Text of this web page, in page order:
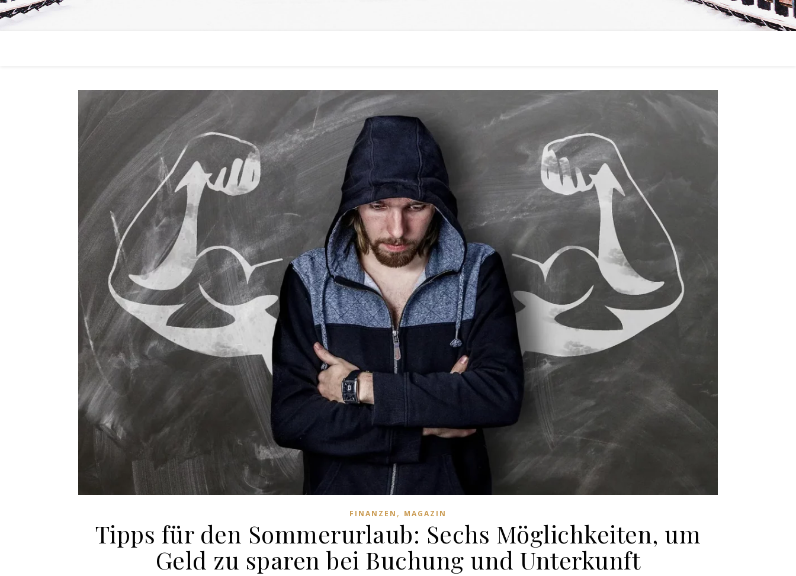
FINANZEN , MAGAZIN
Tipps für den Sommerurlaub: Sechs Möglichkeiten, um
Geld zu sparen bei Buchung und Unterkunft